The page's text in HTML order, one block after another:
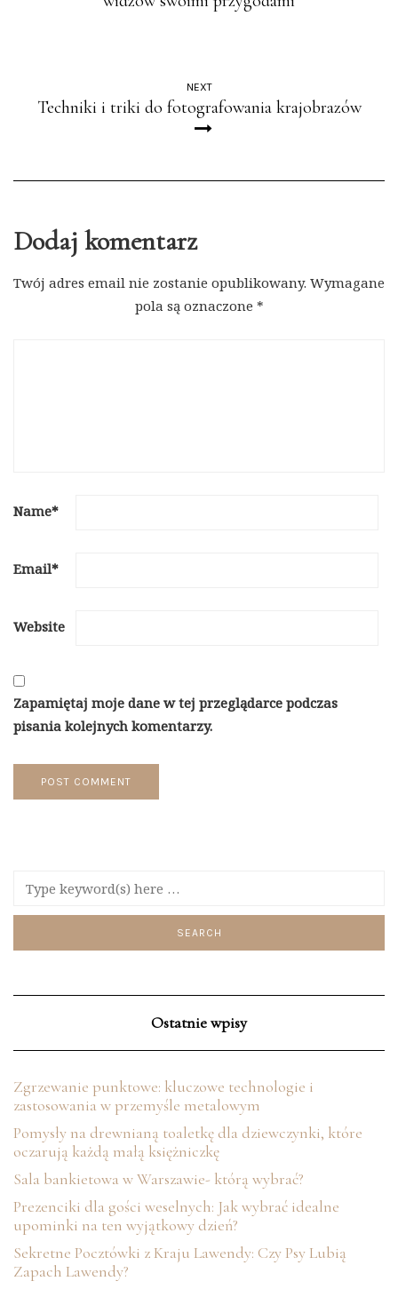
NEXT
Techniki i triki do fotografowania krajobrazów
Dodaj komentarz
Twój adres email nie zostanie opublikowany. Wymagane
pola są oznaczone *
Name*
Email*
Website
Zapamiętaj moje dane w tej przeglądarce podczas
pisania kolejnych komentarzy.
Ostatnie wpisy
Zgrzewanie punktowe: kluczowe technologie i
zastosowania w przemyśle metalowym
Pomysły na drewnianą toaletkę dla dziewczynki, które
oczarują każdą małą księżniczkę
Sala bankietowa w Warszawie- którą wybrać?
Prezenciki dla gości weselnych: Jak wybrać idealne
upominki na ten wyjątkowy dzień?
Sekretne Pocztówki z Kraju Lawendy: Czy Psy Lubią
Zapach Lawendy?